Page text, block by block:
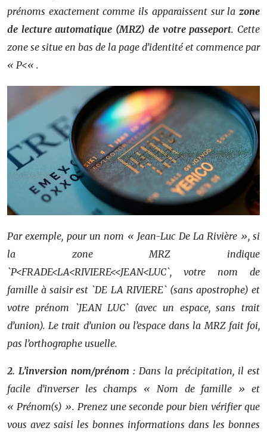
prénoms exactement comme ils apparaissent sur la zone
de lecture automatique (MRZ) de votre passeport. Cette
zone se situe en bas de la page d’identité et commence par
« P<« .
Par exemple, pour un nom « Jean-Luc De La Rivière », si
la zone MRZ indique
`P<FRADE<LA<RIVIERE<<JEAN<LUC`, votre nom de
famille à saisir est `DE LA RIVIERE` (sans apostrophe) et
votre prénom `JEAN LUC` (avec un espace, sans trait
d’union). Le trait d’union ou l’espace dans la MRZ fait foi,
pas l’orthographe usuelle.
2. L’inversion nom/prénom : Dans la précipitation, il est
facile d’inverser les champs « Nom de famille » et
« Prénom(s) ». Prenez une seconde pour bien vérifier que
vous avez saisi les bonnes informations dans les bonnes